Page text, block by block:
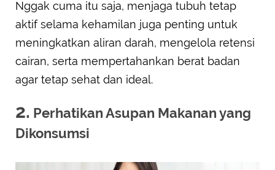
Nggak cuma itu saja, menjaga tubuh tetap
aktif selama kehamilan juga penting untuk
meningkatkan aliran darah, mengelola retensi
cairan, serta mempertahankan berat badan
agar tetap sehat dan ideal.
2. Perhatikan Asupan Makanan yang
Dikonsumsi